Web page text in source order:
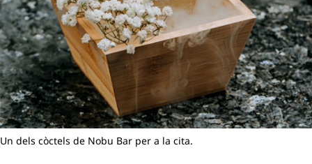
Un dels còctels de Nobu Bar per a la cita.